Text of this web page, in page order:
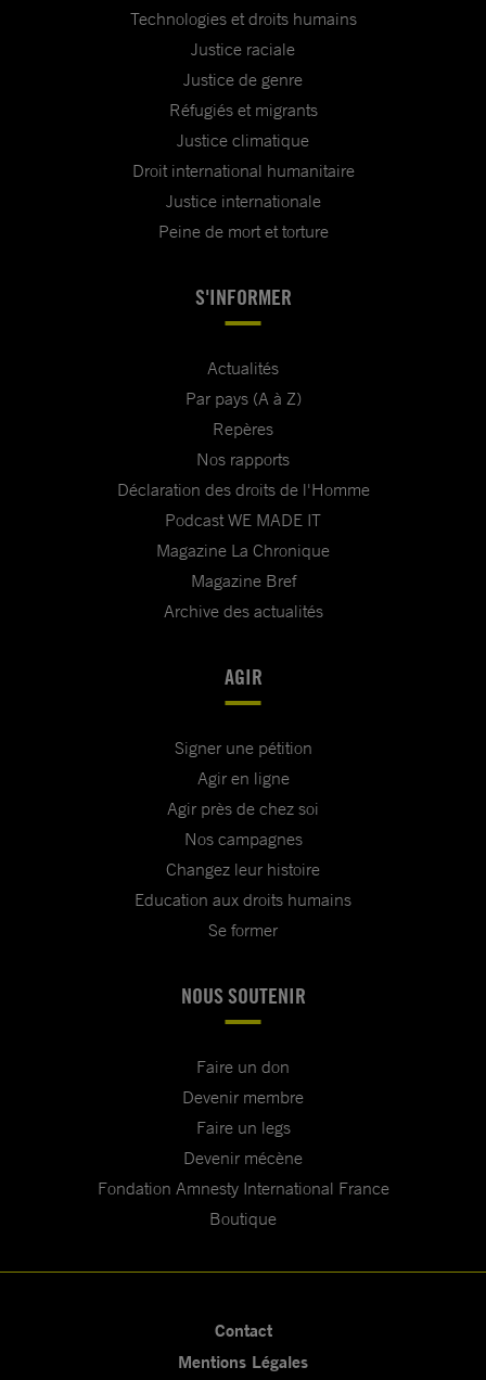
Technologies et droits humains
Justice raciale
Justice de genre
Réfugiés et migrants
Justice climatique
Droit international humanitaire
Justice internationale
Peine de mort et torture
S'INFORMER
Actualités
Par pays (A à Z)
Repères
Nos rapports
Déclaration des droits de l'Homme
Podcast WE MADE IT
Magazine La Chronique
Magazine Bref
Archive des actualités
AGIR
Signer une pétition
Agir en ligne
Agir près de chez soi
Nos campagnes
Changez leur histoire
Education aux droits humains
Se former
NOUS SOUTENIR
Faire un don
Devenir membre
Faire un legs
Devenir mécène
Fondation Amnesty International France
Boutique
Contact
Mentions Légales